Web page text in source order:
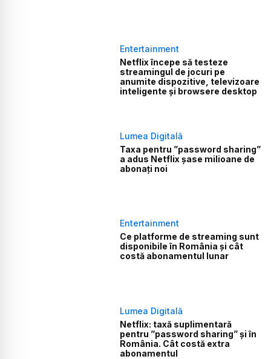
Entertainment
Netflix începe să testeze
streamingul de jocuri pe
anumite dispozitive, televizoare
inteligente și browsere desktop
Lumea Digitală
Taxa pentru ”password sharing”
a adus Netflix șase milioane de
abonați noi
Entertainment
Ce platforme de streaming sunt
disponibile în România și cât
costă abonamentul lunar
Lumea Digitală
Netflix: taxă suplimentară
pentru ”password sharing” și în
România. Cât costă extra
abonamentul